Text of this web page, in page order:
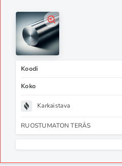
Koodi
Koko
Karkaistava
RUOSTUMATON TERÄS